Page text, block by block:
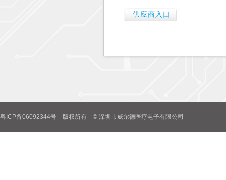
供应商入口
粤ICP备06092344号 版权所有 © 深圳市威尔德医疗电子有限公司